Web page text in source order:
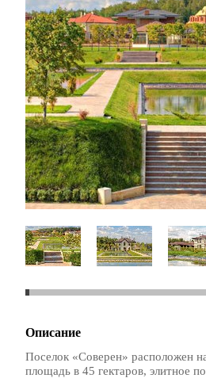
Описание
Поселок «Соверен» расположен
площадь в 45 гектаров, элитное